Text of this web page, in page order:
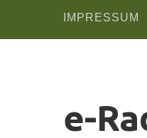
IMPRESSUM
e-